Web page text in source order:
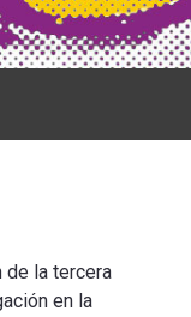
de la tercera
en la